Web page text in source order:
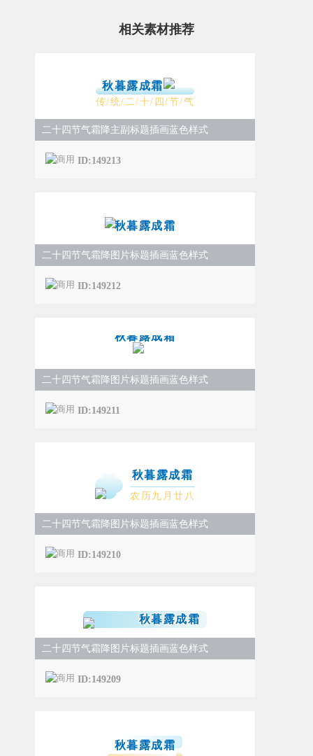
相关素材推荐
秋暮露成霜
传/统/二/十/四/节/气
二十四节气霜降主副标题插画蓝色样式
ID:149213
秋暮露成霜
二十四节气霜降图片标题插画蓝色样式
ID:149212
秋暮露成霜
二十四节气霜降图片标题插画蓝色样式
ID:149211
秋暮露成霜
农历九月廿八
二十四节气霜降图片标题插画蓝色样式
ID:149210
秋暮露成霜
二十四节气霜降图片标题插画蓝色样式
ID:149209
秋暮露成霜